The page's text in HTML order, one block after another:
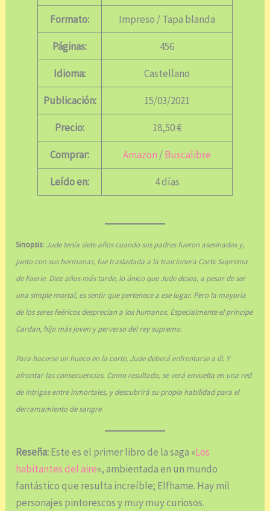
Formato: Impreso / Tapa blanda
Páginas: 456
Idioma: Castellano
Publicación: 15/03/2021
Precio: 18,50 €
Comprar: Amazon /Buscalibre
Leído en: 4 días
Sinopsis: Jude tenía siete años cuando sus padres fueron asesinados y,
junto con sus hermanas, fue trasladada a la traicionera Corte Suprema
de Faerie. Diez años más tarde, lo único que Jude desea, a pesar de ser
una simple mortal, es sentir que pertenece a ese lugar. Pero la mayoría
de los seres feéricos desprecian a los humanos. Especialmente el príncipe
Cardan, hijo más joven y perverso del rey supremo.
Para hacerse un hueco en la corte, Jude deberá enfrentarse a él. Y
afrontar las consecuencias. Como resultado, se verá envuelta en una red
de intrigas entre inmortales, y descubrirá su propia habilidad para el
derramamiento de sangre.
Reseña:Este es el primer libro de la saga «Los
habitantes del aire«, ambientada en un mundo
fantástico que resulta increíble; Elfhame. Hay mil
personajes pintorescos y muy muy curiosos.